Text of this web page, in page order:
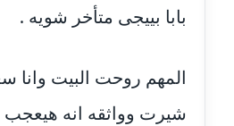
مدونة آمال صالح
عاملة
مدونة أماني بالحاج
معلق
بابا بييجى متأخر شويه .
المهم روحت البيت وانا
شيرت وواثقه انه هيعجب